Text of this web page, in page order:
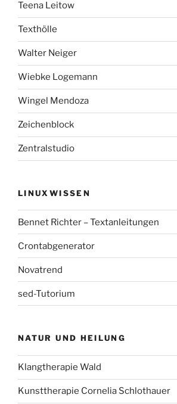
Teena Leitow
Texthölle
Walter Neiger
Wiebke Logemann
Wingel Mendoza
Zeichenblock
Zentralstudio
LINUXWISSEN
Bennet Richter – Textanleitungen
Crontabgenerator
Novatrend
sed-Tutorium
NATUR UND HEILUNG
Klangtherapie Wald
Kunsttherapie Cornelia Schlothauer